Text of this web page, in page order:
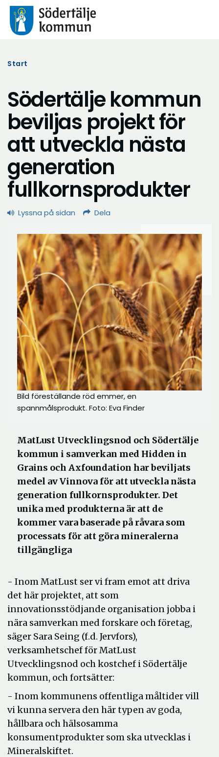
Start
Södertälje kommun
beviljas projekt för
att utveckla nästa
generation
fullkornsprodukter
Lyssna på sidan Dela
Bild föreställande röd emmer, en
spannmålsprodukt. Foto: Eva Finder
MatLust Utvecklingsnod och Södertälje
kommun i samverkan med Hidden in
Grains och Axfoundation har beviljats
medel av Vinnova för att utveckla nästa
generation fullkornsprodukter. Det
unika med produkterna är att de
kommer vara baserade på råvara som
processats för att göra mineralerna
tillgängliga
- Inom MatLust ser vi fram emot att driva
det här projektet, att som
innovationsstödjande organisation jobba i
nära samverkan med forskare och företag,
säger Sara Seing (f.d. Jervfors),
verksamhetschef för MatLust
Utvecklingsnod och kostchef i Södertälje
kommun, och fortsätter:
- Inom kommunens offentliga måltider vill
vi kunna servera den här typen av goda,
hållbara och hälsosamma
konsumentprodukter som ska utvecklas i
Mineralskiftet.